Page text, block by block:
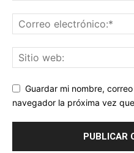
Guardar mi nombre,
navegador la próxima vez